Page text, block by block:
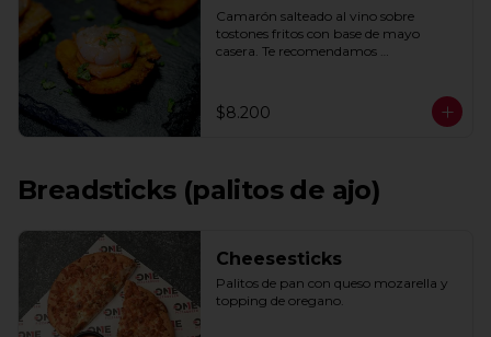
Camarón salteado al vino sobre
tostones fritos con base de mayo
casera. Te recomendamos
$8.200
Breadsticks (palitos de ajo)
Cheesesticks
Palitos de pan con queso mozarella y
topping de oregano.